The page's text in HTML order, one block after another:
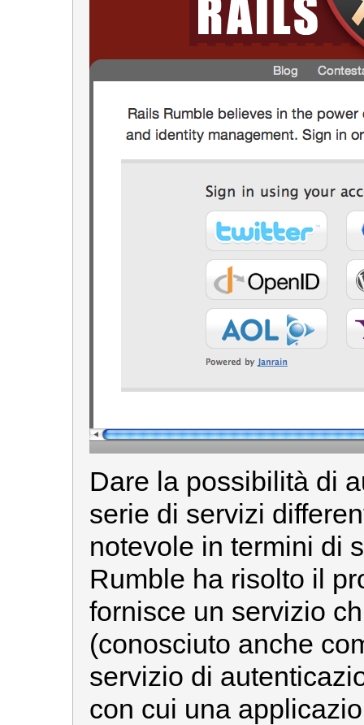
Dare la possibilità di
serie di servizi
notevole in termini di
Rumble ha risolto il
fornisce un servizio
(conosciuto anche
servizio di
con cui una